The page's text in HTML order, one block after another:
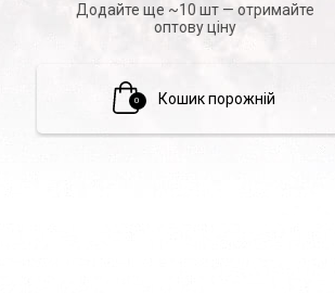
Додайте ще ~10 шт — отримайте
оптову ціну
0 Кошик порожній